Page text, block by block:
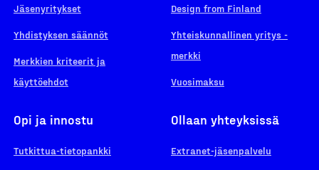
Jäsenyritykset
Yhdistyksen säännöt
Merkkien kriteerit ja
käyttöehdot
Design from Finland
Yhteiskunnallinen yritys -
merkki
Vuosimaksu
Opi ja innostu
Tutkittua-tietopankki
Ollaan yhteyksissä
Extranet-jäsenpalvelu